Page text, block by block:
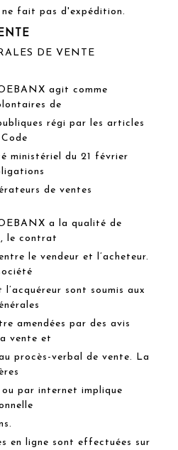
fait pas d'expédition.
DE VENTE
agit comme
de
régi par les articles
ministériel du 21 février
de ventes
a la qualité de
le contrat
le vendeur et l’acheteur.
sont soumis aux
amendées par des avis
vente et
procès-verbal de vente. La
par internet implique
en ligne sont effectuées sur